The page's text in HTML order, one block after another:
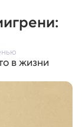
в жизни